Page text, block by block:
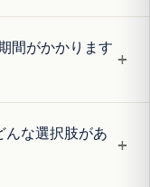
間がかかります
+
んな選択肢があ
+